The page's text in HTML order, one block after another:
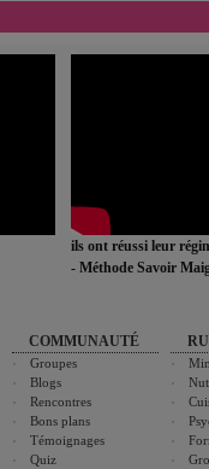
ils ont réussi leur
- Méthode Savoir
COMMUNAUTÉ
Groupes
Blogs
Rencontres
Bons plans
Témoignages
Quiz